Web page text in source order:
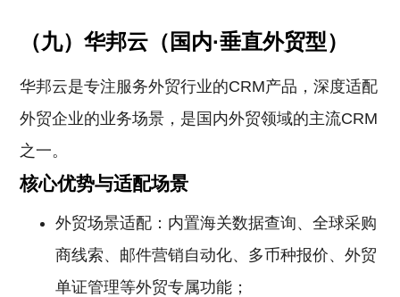
（九）华邦云（国内·垂直外贸型）
华邦云是专注服务外贸行业的CRM产品，深度适配
外贸企业的业务场景，是国内外贸领域的主流CRM
之一。
核心优势与适配场景
外贸场景适配：内置海关数据查询、全球采购
商线索、邮件营销自动化、多币种报价、外贸
单证管理等外贸专属功能；